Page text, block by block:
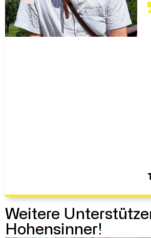
Weitere
Hohensinner!
Failed to initialize plugin: wplink